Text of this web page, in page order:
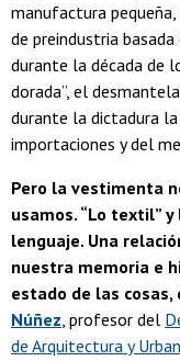
manufactura
de preindustria basada
durante la década de
dorada”, el
durante la dictadura
importaciones y del
Pero la vestimenta
usamos. “Lo textil”
lenguaje. Una
nuestra memoria e
estado de las cosas,
Núñez, profesor del
de Arquitectura y